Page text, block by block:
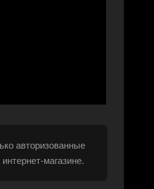
авторизованные
магазине.